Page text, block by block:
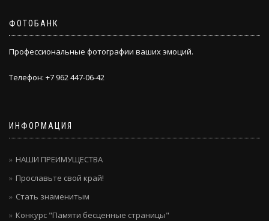
ФОТОБАНК
Профессиональные фотографии ваших эмоций.
Телефон: +7 962 447-06-42
ИНФОРМАЦИЯ
НАШИ ПРЕИМУЩЕСТВА
Прославьте свой край!
Стать знаменитым
Конкурс "Памяти бесценные страницы"